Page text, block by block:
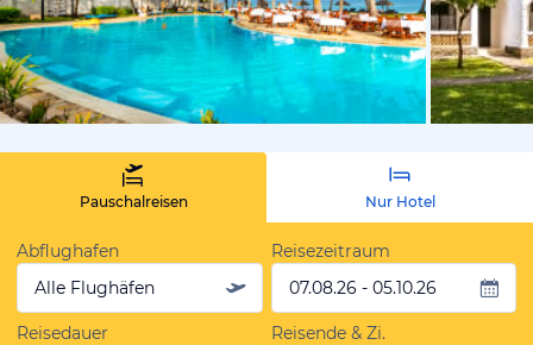
vom
Pauschalreisen Nur Hotel
Abflughafen
Alle Flughäfen
Reisezeitraum
07.08.26 - 05.10.26
Reisedauer
Reisende & Zi.